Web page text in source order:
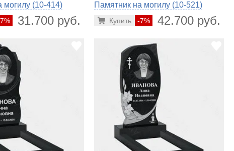
могилу (10-414)
31.700 руб.
Памятник на могилу (10-521)
-7% 42.700 руб.
Купить